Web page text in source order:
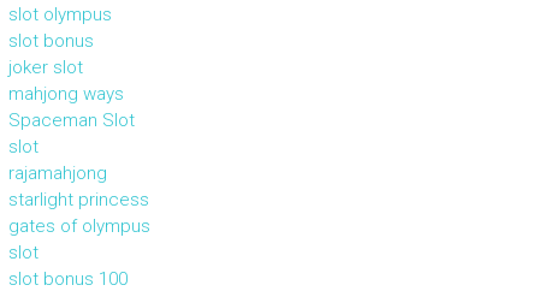
slot olympus
slot bonus
joker slot
mahjong ways
Spaceman Slot
slot
rajamahjong
starlight princess
gates of olympus
slot
slot bonus 100